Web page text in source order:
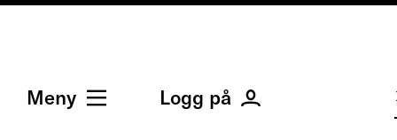
Meny Logg på